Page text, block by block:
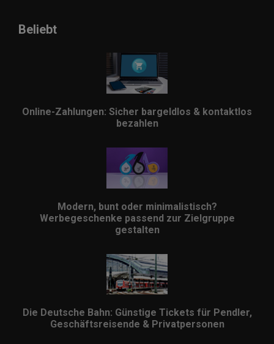
Beliebt
Online-Zahlungen: Sicher bargeldlos & kontaktlos
bezahlen
Modern, bunt oder minimalistisch?
Werbegeschenke passend zur Zielgruppe
gestalten
Die Deutsche Bahn: Günstige Tickets für Pendler,
Geschäftsreisende & Privatpersonen